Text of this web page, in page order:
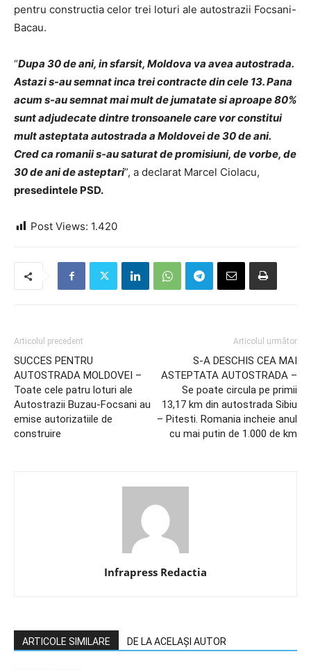
pentru constructia celor trei loturi ale autostrazii Focsani-
Bacau.
“Dupa 30 de ani, in sfarsit, Moldova va avea autostrada.
Astazi s-au semnat inca trei contracte din cele 13. Pana
acum s-au semnat mai mult de jumatate si aproape 80%
sunt adjudecate dintre tronsoanele care vor constitui
mult asteptata autostrada a Moldovei de 30 de ani.
Cred ca romanii s-au saturat de promisiuni, de vorbe, de
30 de ani de asteptari”, a declarat Marcel Ciolacu,
presedintele PSD.
Post Views: 1.420
Articolul precedent
SUCCES PENTRU
AUTOSTRADA MOLDOVEI –
Toate cele patru loturi ale
Autostrazii Buzau-Focsani au
emise autorizatiile de
construire
Articolul următor
S-A DESCHIS CEA MAI
ASTEPTATA AUTOSTRADA –
Se poate circula pe primii
13,17 km din autostrada Sibiu
– Pitesti. Romania incheie anul
cu mai putin de 1.000 de km
Infrapress Redactia
ARTICOLE SIMILARE DE LA ACELAȘI AUTOR